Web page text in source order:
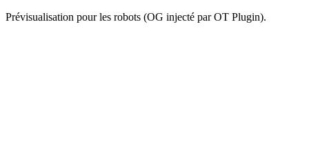
Prévisualisation pour les robots (OG injecté par OT Plugin).